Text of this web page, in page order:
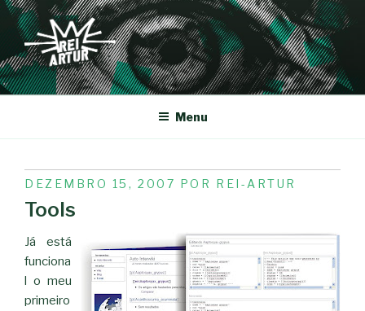
Saltar
para
conteúdo
REI-ARTUR
Menu
PUBLICADO
EM
DEZEMBRO 15, 2007 POR REI-ARTUR
Tools
Já está
funciona
l o meu
primeiro